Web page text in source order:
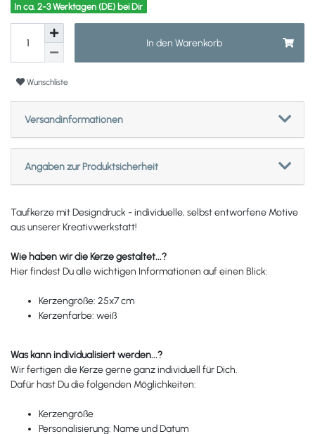
In ca. 2-3 Werktagen (DE) bei Dir
In den Warenkorb
Wunschliste
Versandinformationen
Angaben zur Produktsicherheit
Taufkerze mit Designdruck - individuelle, selbst entworfene Motive
aus unserer Kreativwerkstatt!
Wie haben wir die Kerze gestaltet...?
Hier findest Du alle wichtigen Informationen auf einen Blick:
Kerzengröße: 25x7 cm
Kerzenfarbe: weiß
Was kann individualisiert werden...?
Wir fertigen die Kerze gerne ganz individuell für Dich.
Dafür hast Du die folgenden Möglichkeiten:
Kerzengröße
Personalisierung: Name und Datum